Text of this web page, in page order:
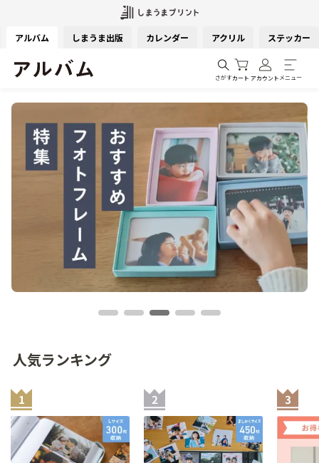
アルバム しまうま出版 カレンダー アクリル ステッカー
さがすカート アカウント メニュー
人気ランキング